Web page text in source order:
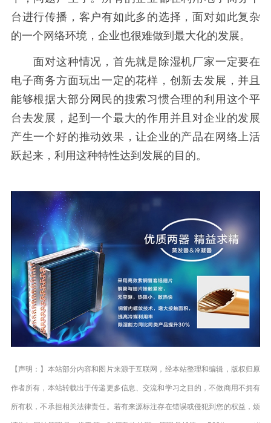
台进行传播，客户有如此多的选择，面对如此复杂
的一个网络环境，企业也很难做到最大化的发展。
面对这种情况，首先就是除湿机厂家一定要在
电子商务方面玩出一定的花样，创新去发展，并且
能够根据大部分网民的搜索习惯合理的利用这个平
台去发展，起到一个最大的作用并且对企业的发展
产生一个好的推动效果，让企业的产品在网络上活
跃起来，利用这种特性达到发展的目的。
【声明：】本站部分内容和图片来源于互联网，经本站整理和编辑，版权归原
作者所有，本站转载出于传递更多信息、交流和学习之目的，不做商用不拥有
所有权，不承担相关法律责任。若有来源标注存在错误或侵犯到您的权益，烦